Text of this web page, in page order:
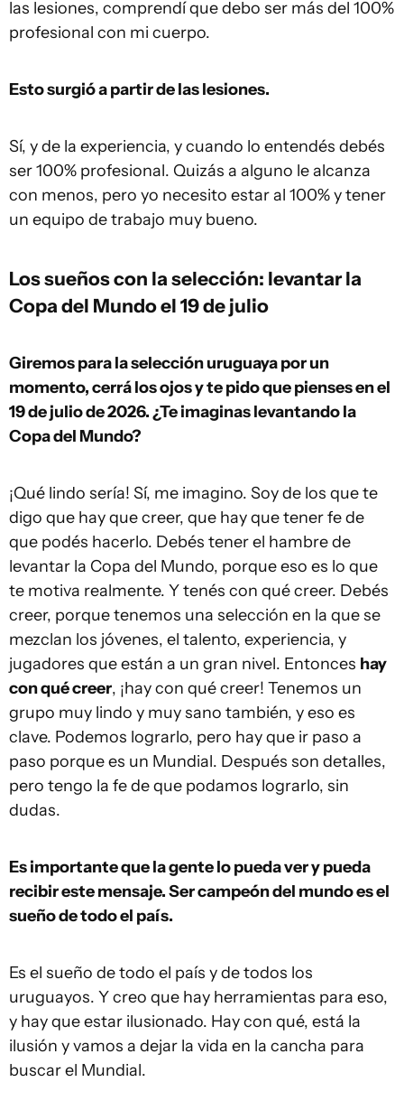
las lesiones, comprendí que debo ser más del 100%
profesional con mi cuerpo.
Esto surgió a partir de las lesiones.
Sí, y de la experiencia, y cuando lo entendés debés
ser 100% profesional. Quizás a alguno le alcanza
con menos, pero yo necesito estar al 100% y tener
un equipo de trabajo muy bueno.
Los sueños con la selección: levantar la
Copa del Mundo el 19 de julio
Giremos para la selección uruguaya por un
momento, cerrá los ojos y te pido que pienses en el
19 de julio de 2026. ¿Te imaginas levantando la
Copa del Mundo?
¡Qué lindo sería! Sí, me imagino. Soy de los que te
digo que hay que creer, que hay que tener fe de
que podés hacerlo. Debés tener el hambre de
levantar la Copa del Mundo, porque eso es lo que
te motiva realmente. Y tenés con qué creer. Debés
creer, porque tenemos una selección en la que se
mezclan los jóvenes, el talento, experiencia, y
jugadores que están a un gran nivel. Entonces hay
con qué creer, ¡hay con qué creer! Tenemos un
grupo muy lindo y muy sano también, y eso es
clave. Podemos lograrlo, pero hay que ir paso a
paso porque es un Mundial. Después son detalles,
pero tengo la fe de que podamos lograrlo, sin
dudas.
Es importante que la gente lo pueda ver y pueda
recibir este mensaje. Ser campeón del mundo es el
sueño de todo el país.
Es el sueño de todo el país y de todos los
uruguayos. Y creo que hay herramientas para eso,
y hay que estar ilusionado. Hay con qué, está la
ilusión y vamos a dejar la vida en la cancha para
buscar el Mundial.